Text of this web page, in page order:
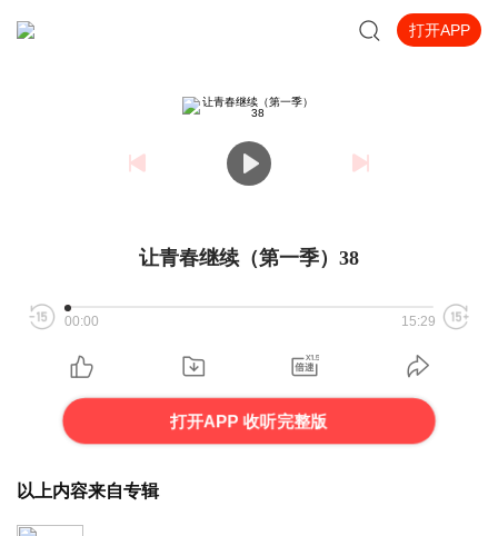
打开APP
让青春继续（第一季）38
00:00 15:29
打开APP 收听完整版
以上内容来自专辑